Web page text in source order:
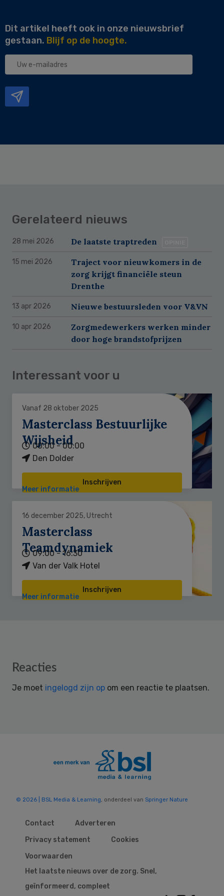
Dit artikel heeft ook in onze nieuwsbrief
gestaan. Blijf op de hoogte.
Uw
Gerelateerd nieuws
28 mei 2026 De laatste traptreden
15 mei 2026
Traject voor nieuwkomers in de
zorg krijgt financiële steun
Drenthe
13 apr 2026 Nieuwe bestuursleden voor V&VN
10 apr 2026
Zorgmedewerkers werken minder
door hoge brandstofprijzen
Interessant voor u
Vanaf 28 oktober 2025
Masterclass Bestuurlijke
Wijsheid
00:00 - 00:00
Den Dolder
Inschrijven
Meer informatie
16 december 2025, Utrecht
Masterclass
Teamdynamiek
09:00 - 16:30
Van der Valk Hotel
Inschrijven
Meer informatie
Reader
Reacties
Je moet ingelogd zijn op om een reactie te plaatsen.
© 2026 | BSL Media & Learning, onderdeel van Springer Nature
Contact
Adverteren
Privacy statement
Cookies
Voorwaarden
Het laatste nieuws over de zorg. Snel,
geïnformeerd, compleet